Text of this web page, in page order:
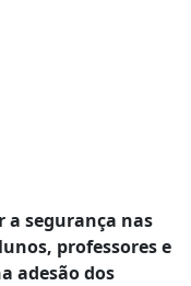
a segurança nas
professores e
adesão dos